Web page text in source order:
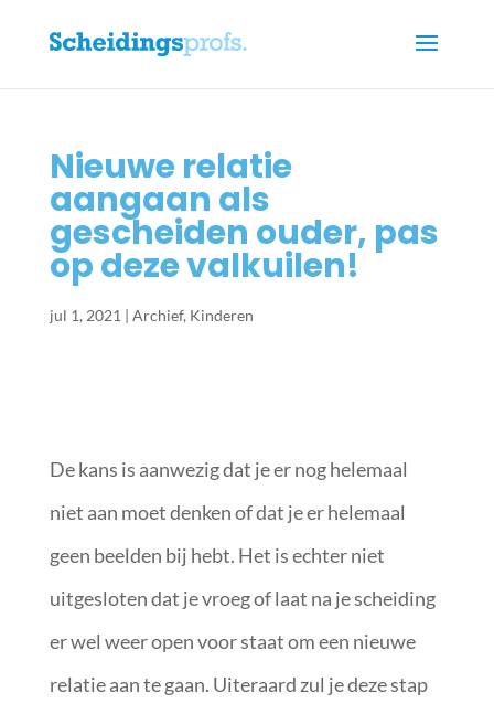
Nieuwe relatie
aangaan als
gescheiden ouder, pas
op deze valkuilen!
jul 1, 2021 | Archief, Kinderen
De kans is aanwezig dat je er nog helemaal
niet aan moet denken of dat je er helemaal
geen beelden bij hebt. Het is echter niet
uitgesloten dat je vroeg of laat na je scheiding
er wel weer open voor staat om een nieuwe
relatie aan te gaan. Uiteraard zul je deze stap